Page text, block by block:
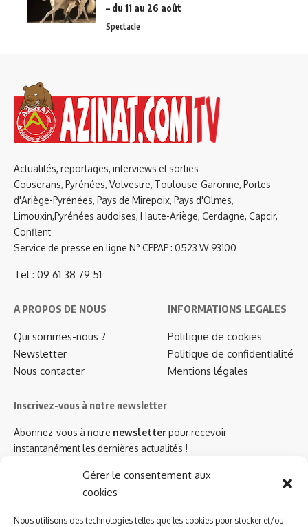
Gérer le consentement aux
cookies
Nous utilisons des technologies telles que les cookies pour stocker et/ou
– du 11 au 26 août
Spectacle
Actualités, reportages, interviews et sorties
Couserans, Pyrénées, Volvestre, Toulouse-Garonne, Portes
d'Ariège-Pyrénées, Pays de Mirepoix, Pays d'Olmes,
Limouxin,Pyrénées audoises, Haute-Ariège, Cerdagne, Capcir,
Conflent
Service de presse en ligne N° CPPAP : 0523 W 93100
Tel : 09 61 38 79 51
A PROPOS DE NOUS
Qui sommes-nous ?
Newsletter
Nous contacter
INFORMATIONS LEGALES
Politique de cookies
Politique de confidentialité
Mentions légales
Inscrivez-vous à notre newsletter
Abonnez-vous à notre newsletterpour recevoir
instantanément les dernières actualités !
Azinat.com TV soutient